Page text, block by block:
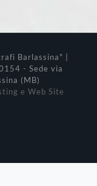
Barlassina" |
- Sede via
(MB)
e Web Site